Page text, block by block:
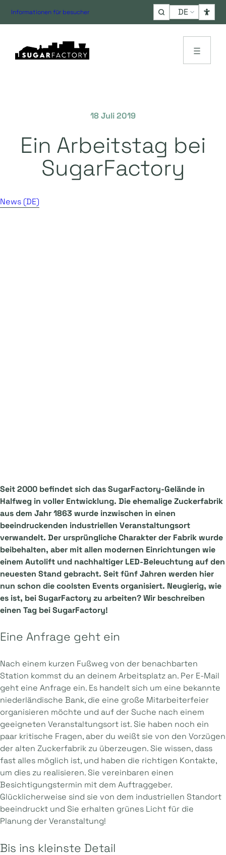
Informationen für besucher
Choose
a
language
18 Juli 2019
Ein Arbeitstag bei
SugarFactory
News (DE)
Seit 2000 befindet sich das SugarFactory-Gelände in
Halfweg in voller Entwicklung. Die ehemalige Zuckerfabrik
aus dem Jahr 1863 wurde inzwischen in einen
beeindruckenden industriellen Veranstaltungsort
verwandelt. Der ursprüngliche Charakter der Fabrik wurde
beibehalten, aber mit allen modernen Einrichtungen wie
einem Autolift und nachhaltiger LED-Beleuchtung auf den
neuesten Stand gebracht. Seit fünf Jahren werden hier
nun schon die coolsten Events organisiert. Neugierig, wie
es ist, bei SugarFactory zu arbeiten? Wir beschreiben
einen Tag bei SugarFactory!
Eine Anfrage geht ein
Nach einem kurzen Fußweg von der benachbarten
Station kommst du an deinem Arbeitsplatz an. Per E-Mail
geht eine Anfrage ein. Es handelt sich um eine bekannte
niederländische Bank, die eine große Mitarbeiterfeier
organisieren möchte und auf der Suche nach einem
geeigneten Veranstaltungsort ist. Sie haben noch ein
paar kritische Fragen, aber du weißt sie von den Vorzügen
der alten Zuckerfabrik zu überzeugen. Sie wissen, dass
fast alles möglich ist, und haben die richtigen Kontakte,
um dies zu realisieren. Sie vereinbaren einen
Besichtigungstermin mit dem Auftraggeber.
Glücklicherweise sind sie von dem industriellen Standort
beeindruckt und Sie erhalten grünes Licht für die
Planung der Veranstaltung!
Bis ins kleinste Detail